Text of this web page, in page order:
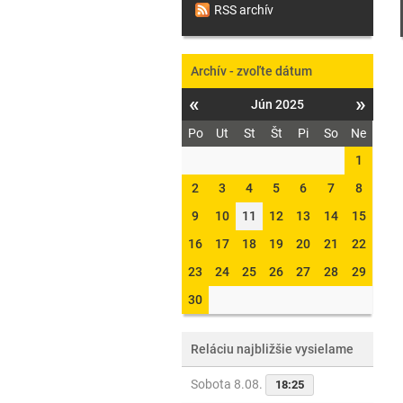
RSS archív
Archív - zvoľte dátum
« Jún 2025 »
Po Ut St Št Pi So
Ne
1
2
3 4 5 6 7
8
9
10 11 12 13 14
15
16
17 18 19 20 21
22
23
24 25 26 27 28
29
30
Reláciu najbližšie vysielame
Sobota 8.08. 18:25